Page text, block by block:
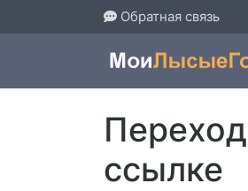
Обратная связь
ссылке